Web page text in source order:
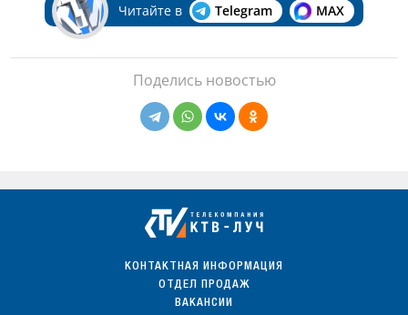
Читайте в Telegram MAX
Поделись новостью
КОНТАКТНАЯ ИНФОРМАЦИЯ
ОТДЕЛ ПРОДАЖ
ВАКАНСИИ